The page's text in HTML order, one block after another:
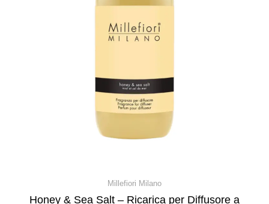
Millefiori Milano
Honey & Sea Salt – Ricarica per Diffusore a